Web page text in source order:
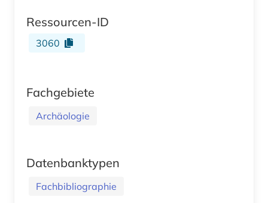
Ressourcen-ID
3060
Fachgebiete
Archäologie
Datenbanktypen
Fachbibliographie